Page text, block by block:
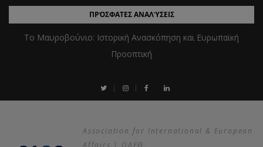
ΠΡΌΣΦΑΤΕΣ ΑΝΑΛΎΣΕΙΣ
Το Μαυροβούνιο: Ιστορική Ανασκόπηση και Ευρωπαϊκή
Προοπτική
Association for International & European
Affairs | ΟΔΕΘ